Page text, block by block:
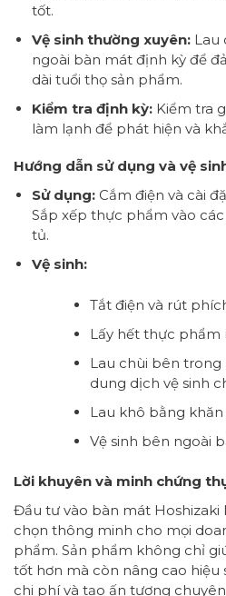
tốt.
Vệ sinh thường xuyên:Lau
ngoài bàn mát định kỳ để
dài tuổi thọ sản phẩm.
Kiểm tra định kỳ:Kiểm tra
làm lạnh để phát hiện và
Hướng dẫn sử dụng và vệ
Sử dụng:Cắm điện và cài
Sắp xếp thực phẩm vào
tủ.
Vệ sinh:
Tắt điện và rút
Lấy hết thực phẩm
Lau chùi bên
dung dịch vệ sinh
Lau khô bằng khăn
Vệ sinh bên ngoài
Lời khuyên và minh chứng
Đầu tư vào bàn mát Hoshizaki
chọn thông minh cho mọi
phẩm. Sản phẩm không chỉ
tốt hơn mà còn nâng cao hiệu
chi phí và tạo ấn tượng